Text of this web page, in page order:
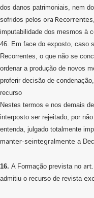
dos danos patrimoniais, nem
sofridos pelos ora Recorrentes
imputabilidade dos mesmos à
46. Em face do exposto, caso
Recorrentes, o que não se
ordenar a produção de novos
proferir decisão de
recurso
Nestes termos e nos demais
interposto ser rejeitado, por
entenda, julgado totalmente
manter-seintegralmente a
16. A Formação prevista no art
admitiu o recurso de revista